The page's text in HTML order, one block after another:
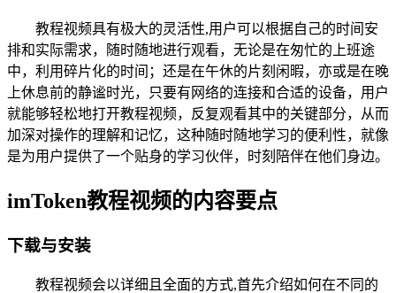
教程视频具有极大的灵活性,用户可以根据自己的时间安
排和实际需求，随时随地进行观看，无论是在匆忙的上班途
中，利用碎片化的时间；还是在午休的片刻闲暇，亦或是在晚
上休息前的静谧时光，只要有网络的连接和合适的设备，用户
就能够轻松地打开教程视频，反复观看其中的关键部分，从而
加深对操作的理解和记忆，这种随时随地学习的便利性，就像
是为用户提供了一个贴身的学习伙伴，时刻陪伴在他们身边。
imToken教程视频的内容要点
下载与安装
教程视频会以详细且全面的方式,首先介绍如何在不同的